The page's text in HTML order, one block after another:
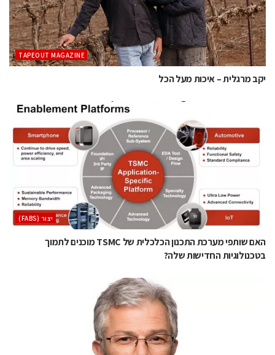
TAPEOUT MAGAZINE
יקב מרגלית – איכות מעל הכל
‫יצור (‪(FABS‬‬
האם שותפי מערכת התכנון הכלכלית של TSMC מוכנים לתמוך
בטכנולוגיות החדישות שלה?